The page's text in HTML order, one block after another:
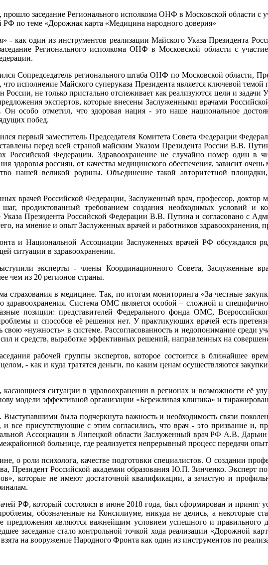
заседание Регионального исполкома ОНФ в Московской области с
по теме «Дорожная карта «Медицина народного доверия»
- как один из инструментов реализации Майского Указа Президента
Регионального исполкома ОНФ в Московской области с
Сопредседатель регионального штаба ОНФ по Московской области,
исполнение Майского суперуказа Президента является ключевой
России, не только пристально отслеживает как реализуются цели и
экспертов, которые внесены Заслуженными врачами
особо отметил, что здоровая нация - это наше национальное
побед.
первый заместитель Председателя Комитета Совета Федерации
перед всей страной майским Указом Президента России В.В.
Российской Федерации. Здравоохранение не случайно номер один в
здоровья россиян, от качества медицинского обеспечения, зависит
нашей великой родины. Объединение такой авторитетной
врачей Российской Федерации, Заслуженный врач, профессор,
продиктованный требованием создания необходимых условий и
Указа Президента Российской Федерации В.В. Путина и согласовано с
на мнение и опыт Заслуженных врачей и работников
и Национальной Ассоциации Заслуженных врачей РФ обсуждался
ситуации в здравоохранении.
эксперты - члены Координационного Совета, Заслуженные
чем из 20 регионов страны.
страхования в медицине. Так, по итогам мониторинга «За честные
здравоохранения. Система ОМС является особой – сложной и
позиции: представителей Федерального фонда ОМС,
и способов её решения нет. У практикующих врачей есть
«нужность» в системе. Рассогласованность и недопонимание среди
и средств, выработке эффективных решений, направленных на
рабочей группы экспертов, которое состоится в ближайшее
- как и куда тратятся деньги, по каким ценам осуществляются
касающиеся ситуации в здравоохранении в регионах и возможности её
модели эффективной организации «Бережливая клиника» и
была подчеркнута важность и необходимость связи
все присутствующие с этим согласились, что врач - это призвание и,
Ассоциации в Липецкой области Заслуженный врач РФ А.В. Дарьин
больнице, где реализуется непрерывный процесс передачи
о роли психолога, качестве подготовки специалистов. О создании
Президент Российской академии образования Ю.П. Зинченко. Эксперт
которые не имеют достаточной квалификации, а зачастую и
РФ, который состоялся в июне 2018 года, был сформирован и принят
обозначенные на Консилиуме, никуда не делись, а некоторые
предложения являются важнейшим условием успешного и правильного
заседание стало контрольной точкой хода реализации «Дорожной
на вооружение Народного Фронта как один из инструментов по